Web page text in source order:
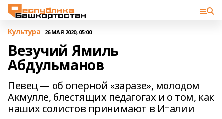
Культура 26 МАЯ 2020, 05:00
Везучий Ямиль
Абдульманов
Певец — об оперной «заразе», молодом
Акмулле, блестящих педагогах и о том, как
наших солистов принимают в Италии